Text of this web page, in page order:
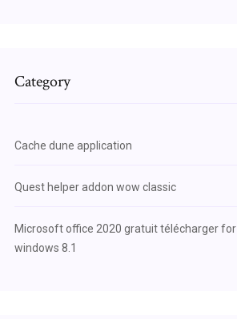
Category
Cache dune application
Quest helper addon wow classic
Microsoft office 2020 gratuit télécharger for
windows 8.1